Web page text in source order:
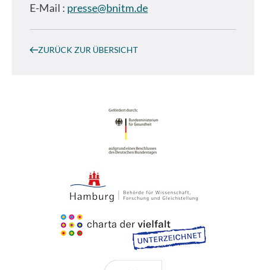
E-Mail : presse@bnitm.de
ZURÜCK ZUR ÜBERSICHT